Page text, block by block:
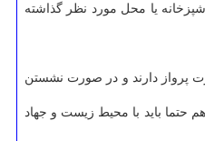
یا محل مورد نظر گذاشته
پرواز دارند و در صورت نشستن
حتما باید با محیط زیست و جهاد